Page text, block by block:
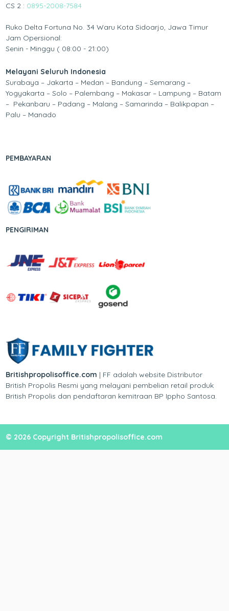
CS 2 : 0895-2008-7584
Ruko Delta Fortuna No. 34 Waru Kota Sidoarjo, Jawa Timur
Jam Opersional:
Senin - Minggu ( 08:00 - 21:00)
Melayani Seluruh Indonesia
Surabaya – Jakarta – Medan – Bandung – Semarang –
Yogyakarta – Solo – Palembang – Makasar – Lampung – Batam
– Pekanbaru – Padang – Malang – Samarinda – Balikpapan –
Palu – Manado
PEMBAYARAN
PENGIRIMAN
Britishpropolisoffice.com | FF adalah website Distributor
British Propolis Resmi yang melayani pembelian retail produk
British Propolis dan pendaftaran kemitraan BP Ippho Santosa.
© 2026 Copyright Britishpropolisoffice.com